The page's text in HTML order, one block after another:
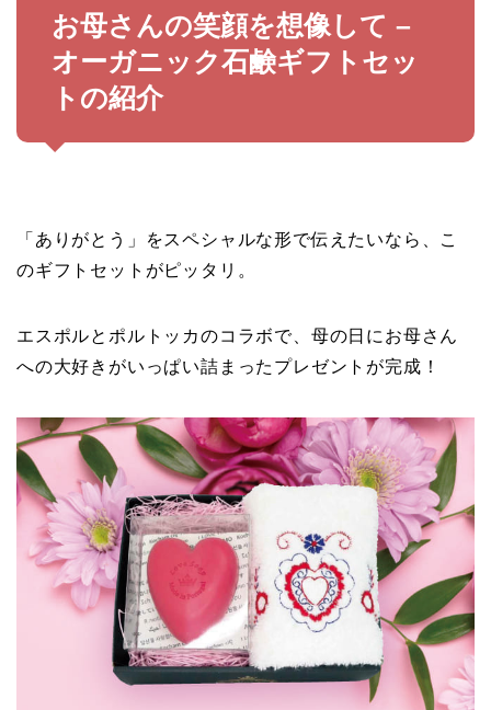
お母さんの笑顔を想像して –
オーガニック石鹸ギフトセッ
トの紹介
「ありがとう」をスペシャルな形で伝えたいなら、こ
のギフトセットがピッタリ。
エスポルとポルトッカのコラボで、母の日にお母さん
への大好きがいっぱい詰まったプレゼントが完成！